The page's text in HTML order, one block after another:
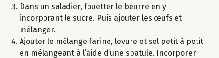
Dans un saladier, fouetter le beurre en y
incorporant le sucre. Puis ajouter les œufs et
mélanger.
Ajouter le mélange farine, levure et sel petit à petit
en mélangeant à l’aide d’une spatule. Incorporer